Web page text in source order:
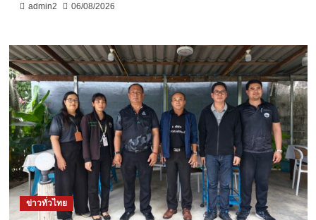
admin2 06/08/2026
ข่าวทั่วไทย